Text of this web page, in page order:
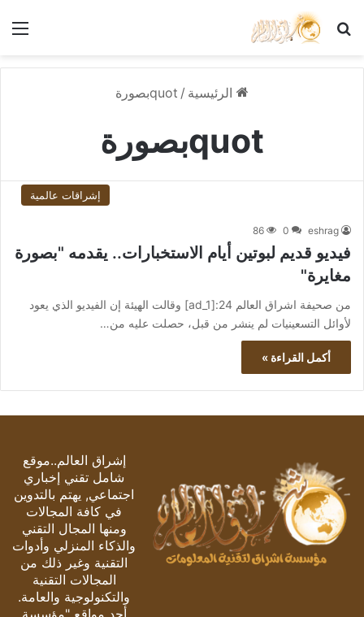
بحث عن
الرئيسية / quotبصورة
quotبصورة
إشراقات عالمية
eshrag
0
86
فيديو قديم لبوتين أيام الاستخبارات.. يقدمه "بصورة
مغايرة"
من صحيفة اشراق العالم 24:[ad_1] وقالت الهيئة إن الفيديو الذي يعود
لأوائل التسعينيات لم ينشر من قبل، حصلت عليه من…
أكمل القراءة »
إشراق العالم..موقع
شامل تقني إخباري
اجتماعي, يهتم بالتدوين
في كافة المجالات
ومنها المجال التقني
والذكاء المنزلي وأدوات
التقنية وغير ذلك من
المجالات التقنية
والتكنولوجية والعامة.
أحد مواقع "مؤسسة